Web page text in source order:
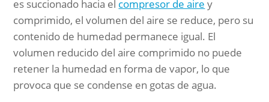
es succionado hacia el compresor de aire y
comprimido, el volumen del aire se reduce, pero su
contenido de humedad permanece igual. El
volumen reducido del aire comprimido no puede
retener la humedad en forma de vapor, lo que
provoca que se condense en gotas de agua.